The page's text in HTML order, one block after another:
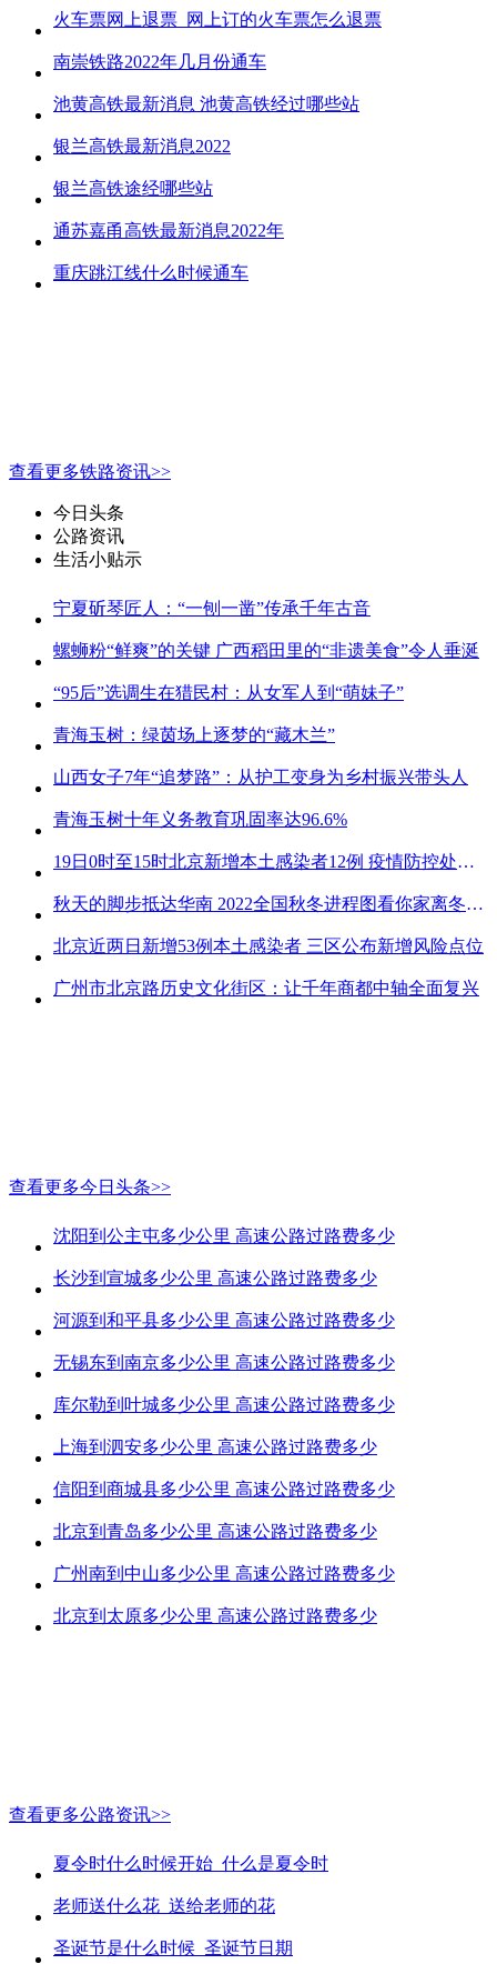
火车票网上退票_网上订的火车票怎么退票
南崇铁路2022年几月份通车
池黄高铁最新消息 池黄高铁经过哪些站
银兰高铁最新消息2022
银兰高铁途经哪些站
通苏嘉甬高铁最新消息2022年
重庆跳江线什么时候通车
查看更多铁路资讯>>
今日头条
公路资讯
生活小贴示
宁夏斫琴匠人：“一刨一凿”传承千年古音
螺蛳粉“鲜爽”的关键 广西稻田里的“非遗美食”令人垂涎
“95后”选调生在猎民村：从女军人到“萌妹子”
青海玉树：绿茵场上逐梦的“藏木兰”
山西女子7年“追梦路”：从护工变身为乡村振兴带头人
青海玉树十年义务教育巩固率达96.6%
19日0时至15时北京新增本土感染者12例 疫情防控处关键时刻
秋天的脚步抵达华南 2022全国秋冬进程图看你家离冬天有多远
北京近两日新增53例本土感染者 三区公布新增风险点位
广州市北京路历史文化街区：让千年商都中轴全面复兴
查看更多今日头条>>
沈阳到公主屯多少公里 高速公路过路费多少
长沙到宣城多少公里 高速公路过路费多少
河源到和平县多少公里 高速公路过路费多少
无锡东到南京多少公里 高速公路过路费多少
库尔勒到叶城多少公里 高速公路过路费多少
上海到泗安多少公里 高速公路过路费多少
信阳到商城县多少公里 高速公路过路费多少
北京到青岛多少公里 高速公路过路费多少
广州南到中山多少公里 高速公路过路费多少
北京到太原多少公里 高速公路过路费多少
查看更多公路资讯>>
夏令时什么时候开始_什么是夏令时
老师送什么花_送给老师的花
圣诞节是什么时候_圣诞节日期